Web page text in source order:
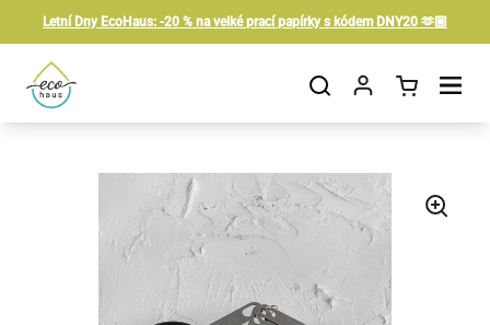
Letní Dny EcoHaus: -20 % na velké prací papírky s kódem DNY20 🫶🏼
Open cart Open menu